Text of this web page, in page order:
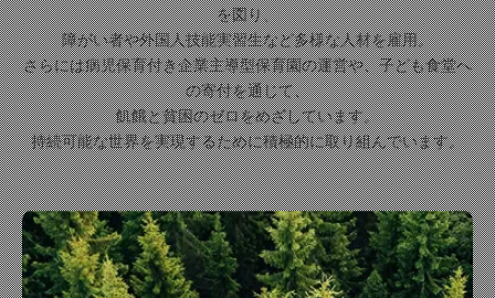
を図り、
障がい者や外国人技能実習生など多様な人材を雇用。
さらには病児保育付き企業主導型保育園の運営や、子ども食堂へ
の寄付を通じて、
飢餓と貧困のゼロをめざしています。
持続可能な世界を実現するために積極的に取り組んでいます。